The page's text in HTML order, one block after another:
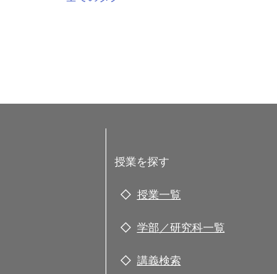
授業を探す
授業一覧
学部／研究科一覧
講義検索